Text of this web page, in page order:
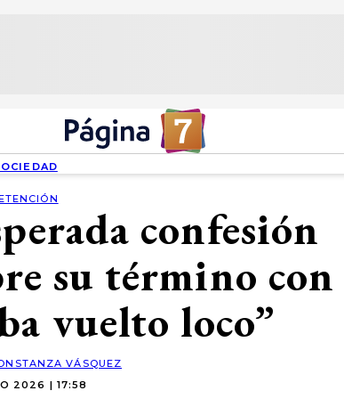
confesión
su término con
vuelto loco”
VÁSQUEZ
2026 | 17:58